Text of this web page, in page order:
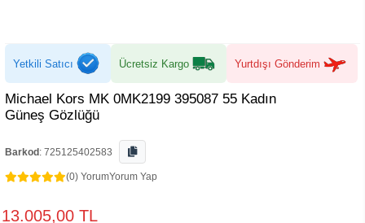
Yetkili Satıcı Ücretsiz Kargo Yurtdışı Gönderim
Michael Kors MK 0MK2199 395087 55 Kadın
Güneş Gözlüğü
Barkod : 725125402583
(0) YorumYorum Yap
13.005,00 TL